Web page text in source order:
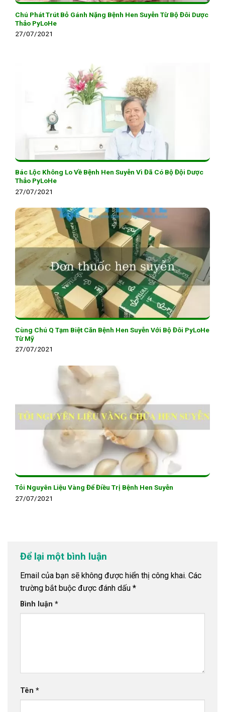
Chú Phát Trút Bỏ Gánh Nặng Bệnh Hen Suyễn Từ Bộ Đôi Dược
Thảo PyLoHe
27/07/2021
Bác Lộc Không Lo Về Bệnh Hen Suyễn Vì Đã Có Bộ Đội Dược
Thảo PyLoHe
27/07/2021
Cùng Chú Q Tạm Biệt Căn Bệnh Hen Suyễn Với Bộ Đôi PyLoHe
Từ Mỹ
27/07/2021
Tỏi Nguyên Liệu Vàng Để Điều Trị Bệnh Hen Suyễn
27/07/2021
Để lại một bình luận
Email của bạn sẽ không được hiển thị công khai. Các
trường bắt buộc được đánh dấu *
Bình luận *
Tên *